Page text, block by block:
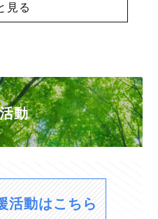
見る
動
活動はこちら